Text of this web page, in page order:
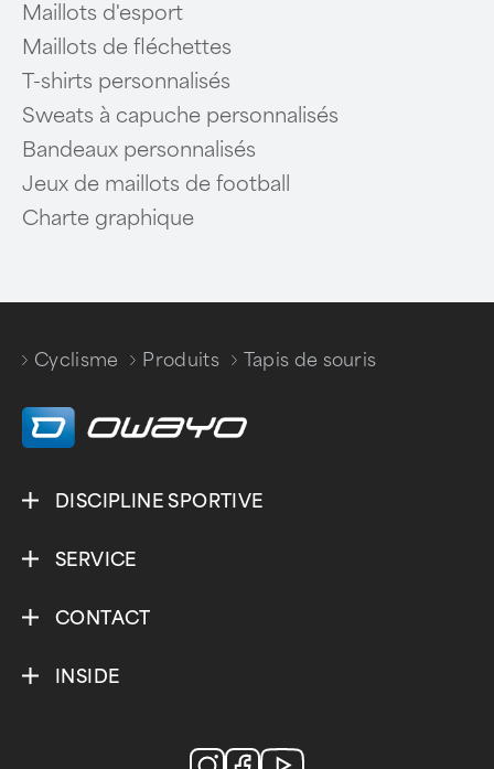
Maillots d'esport
Maillots de fléchettes
T-shirts personnalisés
Sweats à capuche personnalisés
Bandeaux personnalisés
Jeux de maillots de football
Charte graphique
Cyclisme
Produits
Tapis de souris
DISCIPLINE SPORTIVE
SERVICE
CONTACT
INSIDE